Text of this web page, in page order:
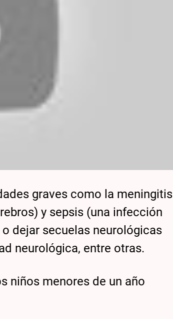
graves como la meningitis
y sepsis (una infección
dejar secuelas neurológicas
neurológica, entre otras.
niños menores de un año